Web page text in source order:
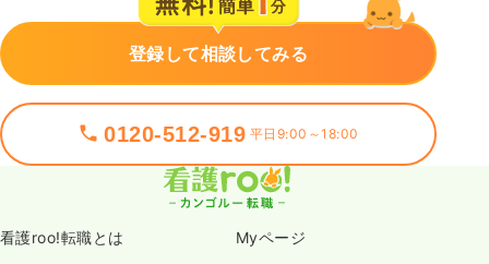
登録して相談してみる
0120-512-919 平日9:00～18:00
看護roo!転職とは Myページ